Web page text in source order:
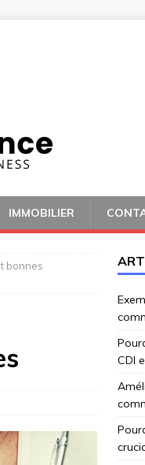
IMMOBILIER
bonnes
CDI